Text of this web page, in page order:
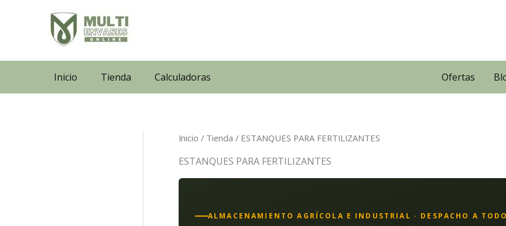
Inicio Tienda Calculadoras Ofertas
Inicio / Tienda / ESTANQUES PARA FERTILIZANTES
ESTANQUES PARA FERTILIZANTES
ALMACENAMIENTO AGRÍCOLA E INDUSTRIAL · DESPACHO A